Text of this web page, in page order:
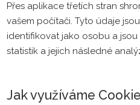
Přes aplikace třetích stran
vašem počítači. Tyto údaje
identifikovat jako osobu a
statistik a jejich následné
Jak využíváme